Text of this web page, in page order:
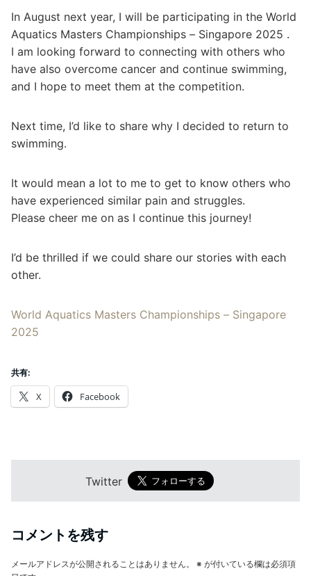
In August next year, I will be participating in the World
Aquatics Masters Championships – Singapore 2025 .
I am looking forward to connecting with others who
have also overcome cancer and continue swimming,
and I hope to meet them at the competition.
Next time, I’d like to share why I decided to return to
swimming.
It would mean a lot to me to get to know others who
have experienced similar pain and struggles.
Please cheer me on as I continue this journey!
I’d be thrilled if we could share our stories with each
other.
World Aquatics Masters Championships – Singapore
2025
共有:
X Facebook
Twitter
コメントを残す
メールアドレスが公開されることはありません。 ※ が付いている欄は必須項